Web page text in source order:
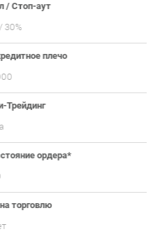
/ Стоп-аут
30%
плечо
Трейдинг
ордера*
торговлю